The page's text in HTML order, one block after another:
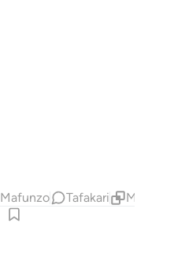
Mafunzo Tafakari Maudhui